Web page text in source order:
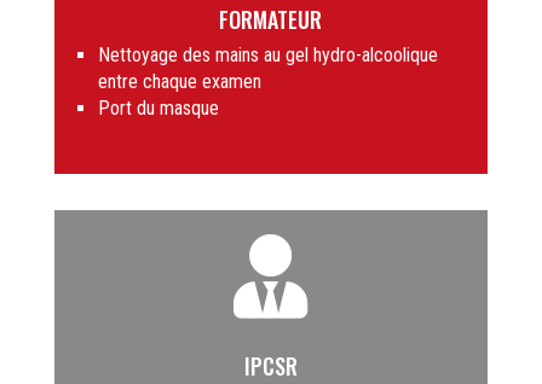
FORMATEUR
Nettoyage des mains au gel hydro-alcoolique
entre chaque examen
Port du masque

IPCSR